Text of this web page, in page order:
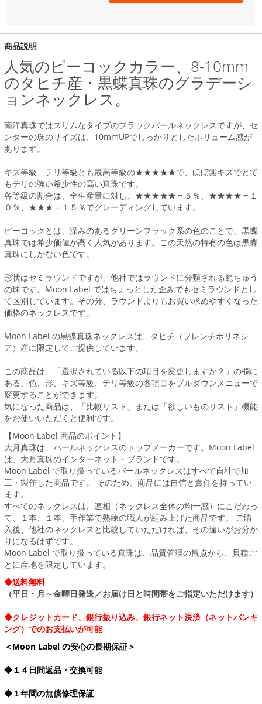
商品説明
人気のピーコックカラー、8-10mm
のタヒチ産・黒蝶真珠のグラデーシ
ョンネックレス。
南洋真珠ではスリムなタイプのブラックパールネックレスですが、セ
ンターの珠のサイズは、10mmUPでしっかりとしたボリューム感が
あります。
キズ等級、テリ等級とも最高等級の★★★★★で、ほぼ無キズでとて
もテリの強い希少性の高い真珠です。
各等級の割合は、全生産量に対し、★★★★★＝５％、★★★★＝１
０％、★★★＝１５％でグレーディングしています。
ピーコックとは、深みのあるグリーンブラック系の色のことで、黒蝶
真珠では希少価値が高く人気があります。この天然の特有の色は黒蝶
真珠にしかない色です。
形状はセミラウンドですが、他社ではラウンドに分類される範ちゅう
の珠です。Moon Label ではちょっとした歪みでもセミラウンドとし
て区別しています。その分、ラウンドよりもお買い求めやすくなった
価格のネックレスです。
Moon Label の黒蝶真珠ネックレスは、タヒチ（フレンチポリネシ
ア）産に限定してご提供しています。
この商品は、「選択されている以下の項目を変更しますか？」の欄に
ある、色、形、キズ等級、テリ等級の各項目をプルダウンメニューで
変更することができます。
気になった商品は、「比較リスト」または「欲しいものリスト」機能
をお使いいただくと便利です。
【Moon Label 商品のポイント】
大月真珠は、パールネックレスのトップメーカーです。Moon Label
は、大月真珠のインターネット・ブランドです。
Moon Label で取り扱っているパールネックレスはすべて自社で加
工・製作した商品です。 そのため、商品には自信と責任を持ってい
ます。
すべてのネックレスは、連相（ネックレス全体の均一感）にこだわっ
て、１本、１本、手作業で熟練の職人が組み上げた商品です。 ご購
入後、他社のネックレスと比較していただければ、その違いがお分か
りになるはずです。
Moon Label で取り扱っている真珠は、品質管理の観点から、貝種ご
とに産地を限定しています。
◆送料無料
（平日・月～金曜日発送／お届け日と時間帯をご指定いただけます）
◆クレジットカード、銀行振り込み、銀行ネット決済（ネットバンキ
ング）でのお支払いが可能
＜Moon Label の安心の長期保証＞
◆１４日間返品・交換可能
◆１年間の無償修理保証